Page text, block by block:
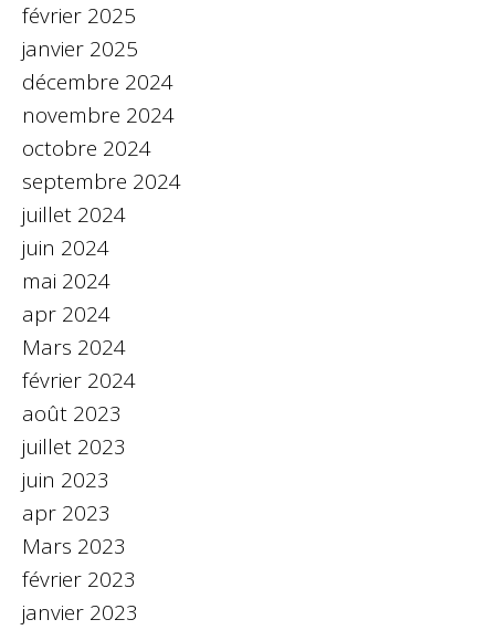
février 2025
janvier 2025
décembre 2024
novembre 2024
octobre 2024
septembre 2024
juillet 2024
juin 2024
mai 2024
apr 2024
Mars 2024
février 2024
août 2023
juillet 2023
juin 2023
apr 2023
Mars 2023
février 2023
janvier 2023